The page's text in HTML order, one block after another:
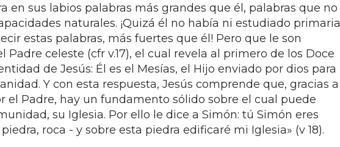
en sus labios palabras más grandes que él, palabras que no
naturales. ¡Quizá él no había ni estudiado primaria
estas palabras, más fuertes que él! Pero que le son
Padre celeste (cfr v.17), el cual revela al primero de los Doce
de Jesús: Él es el Mesías, el Hijo enviado por dios para
Y con esta respuesta, Jesús comprende que, gracias a
el Padre, hay un fundamento sólido sobre el cual puede
su Iglesia. Por ello le dice a Simón: tú Simón eres
roca - y sobre esta piedra edificaré mi Iglesia» (v 18).